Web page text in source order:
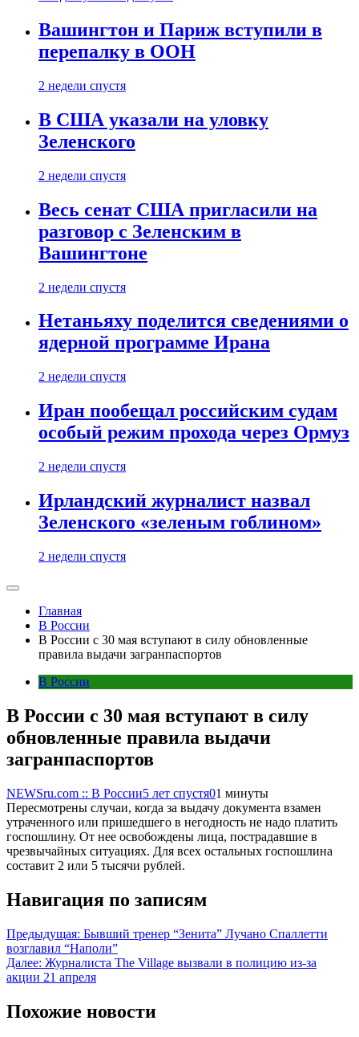
Вашингтон и Париж вступили в
перепалку в ООН
2 недели спустя
В США указали на уловку
Зеленского
2 недели спустя
Весь сенат США пригласили на
разговор с Зеленским в
Вашингтоне
2 недели спустя
Нетаньяху поделится сведениями о
ядерной программе Ирана
2 недели спустя
Иран пообещал российским судам
особый режим прохода через Ормуз
2 недели спустя
Ирландский журналист назвал
Зеленского «зеленым гоблином»
2 недели спустя
Главная
В России
В России с 30 мая вступают в силу обновленные
правила выдачи загранпаспортов
В России
В России с 30 мая вступают в силу
обновленные правила выдачи
загранпаспортов
NEWSru.com :: В России5 лет спустя01 минуты
Пересмотрены случаи, когда за выдачу документа взамен
утраченного или пришедшего в негодность не надо платить
госпошлину. От нее освобождены лица, пострадавшие в
чрезвычайных ситуациях. Для всех остальных госпошлина
составит 2 или 5 тысячи рублей.
Навигация по записям
Предыдущая: Бывший тренер “Зенита” Лучано Спаллетти
возглавил “Наполи”
Далее: Журналиста The Village вызвали в полицию из-за
акции 21 апреля
Похожие новости